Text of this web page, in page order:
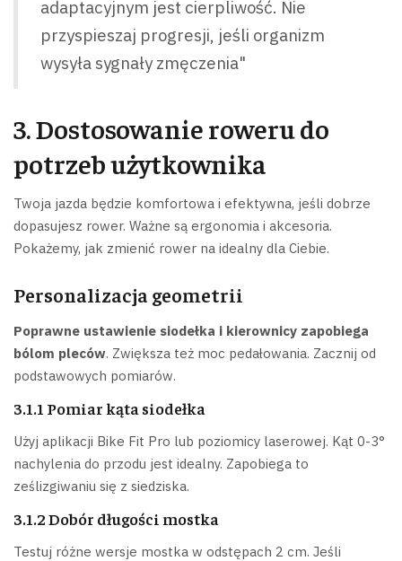
adaptacyjnym jest cierpliwość. Nie
przyspieszaj progresji, jeśli organizm
wysyła sygnały zmęczenia"
3. Dostosowanie roweru do
potrzeb użytkownika
Twoja jazda będzie komfortowa i efektywna, jeśli dobrze
dopasujesz rower. Ważne są ergonomia i akcesoria.
Pokażemy, jak zmienić rower na idealny dla Ciebie.
Personalizacja geometrii
Poprawne ustawienie siodełka i kierownicy zapobiega
bólom pleców. Zwiększa też moc pedałowania. Zacznij od
podstawowych pomiarów.
3.1.1 Pomiar kąta siodełka
Użyj aplikacji Bike Fit Pro lub poziomicy laserowej. Kąt 0-3°
nachylenia do przodu jest idealny. Zapobiega to
ześlizgiwaniu się z siedziska.
3.1.2 Dobór długości mostka
Testuj różne wersje mostka w odstępach 2 cm. Jeśli